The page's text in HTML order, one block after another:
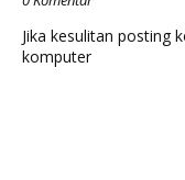
Jika kesulitan posting
komputer